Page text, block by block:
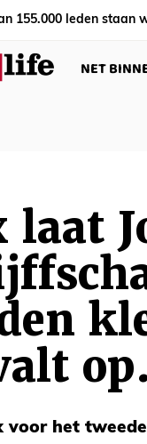
155.000 leden staan
NET
laat
voor het